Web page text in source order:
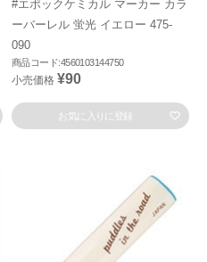
#エポックケミカル マーカー カラ
ーバーレル 蛍光 イエロー 475-
090
商品コード:4560103144750
小売価格 ¥90
お気に入りに登録